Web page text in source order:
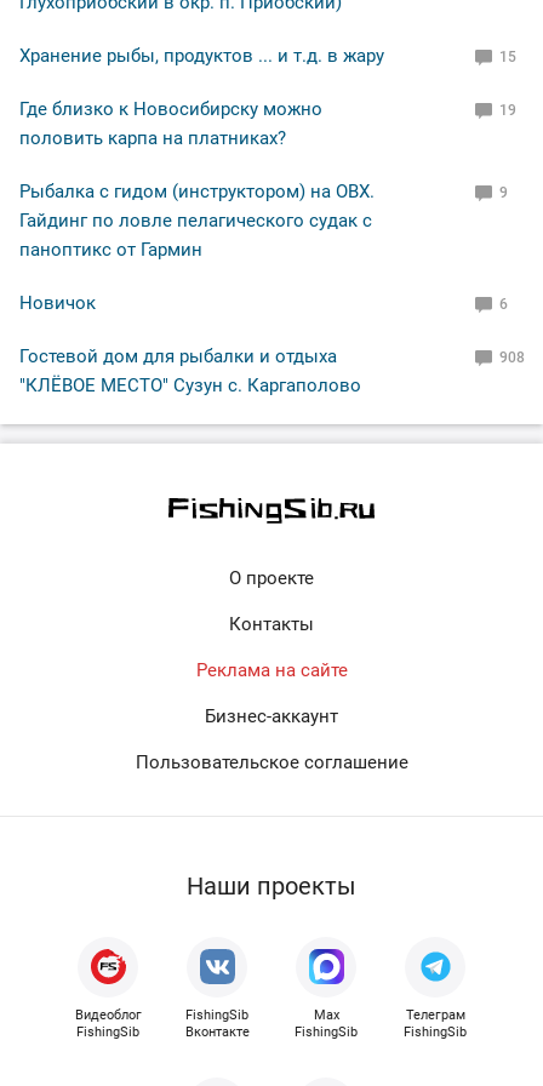
Хранение рыбы, продуктов ... и т.д. в жару 15
Где близко к Новосибирску можно
половить карпа на платниках?
19
Рыбалка с гидом (инструктором) на ОВХ.
Гайдинг по ловле пелагического судак с
паноптикс от Гармин
9
Новичок 6
Гостевой дом для рыбалки и отдыха
"КЛЁВОЕ МЕСТО" Сузун с. Каргаполово
908
О проекте
Контакты
Реклама на сайте
Бизнес-аккаунт
Пользовательское соглашение
Наши проекты
Видеоблог
FishingSib
FishingSib
Вконтакте
Max
FishingSib
Телеграм
FishingSib